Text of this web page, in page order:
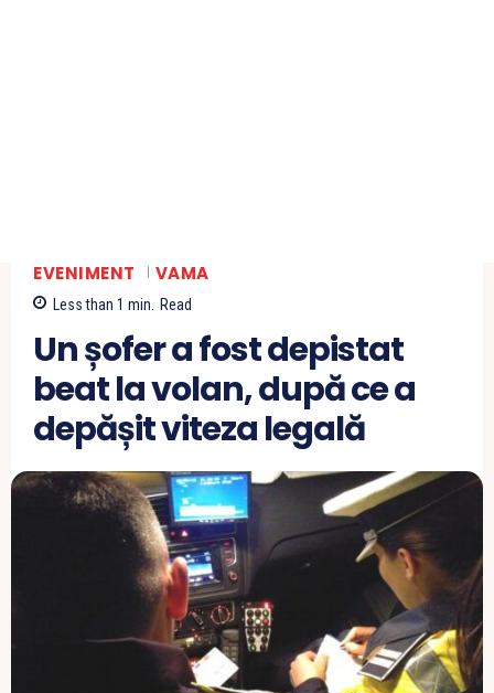
EVENIMENT VAMA
Less than 1 min. Read
Un șofer a fost depistat
beat la volan, după ce a
depășit viteza legală